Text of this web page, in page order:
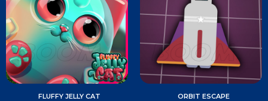
FLUFFY JELLY CAT ORBIT ESCAPE